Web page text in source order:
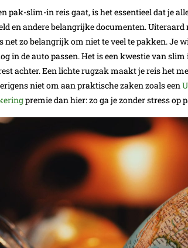
pak-slim-in reis gaat, is het essentieel dat je
en andere belangrijke documenten.
net zo belangrijk om niet te veel te pakken. Je
in de auto passen. Het is een kwestie van
achter. Een lichte rugzak maakt je reis het
niet om aan praktische zaken zoals een
premie dan hier: zo ga je zonder stress op